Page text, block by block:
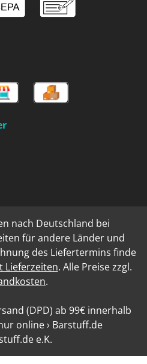
nach Deutschland bei
für andere Länder und
des Liefertermins finde
Lieferzeiten. Alle Preise zzgl.
.
(DPD) ab 99€ innerhalb
online › Barstuff.de
e.K.